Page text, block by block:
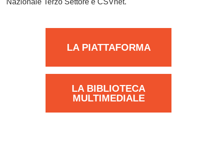
LA PIATTAFORMA
LA BIBLIOTECA
MULTIMEDIALE